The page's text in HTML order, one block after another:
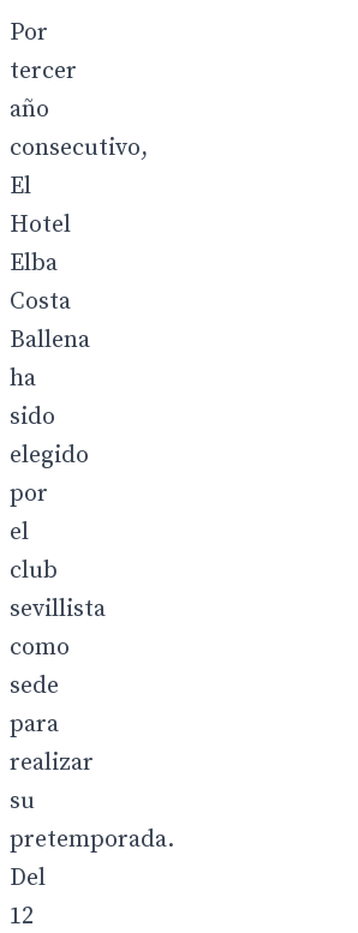
Por
tercer
año
consecutivo,
El
Hotel
Elba
Costa
Ballena
ha
sido
elegido
por
el
club
sevillista
como
sede
para
realizar
su
pretemporada.
Del
12